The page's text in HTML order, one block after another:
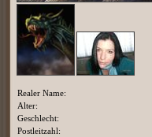
Realer Name:
Alter:
Geschlecht:
Postleitzahl: